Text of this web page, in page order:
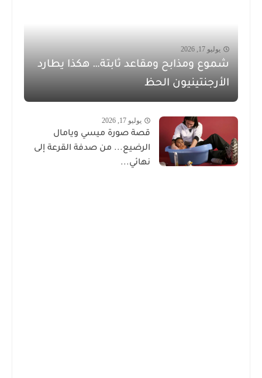
يوليو 17, 2026
شموع ومذابح ومقاعد ثابتة… هكذا يطارد
الأرجنتينيون الحظ
يوليو 17, 2026
قصة صورة ميسي ويامال
الرضيع... من صدفة القرعة إلى
نهائي...